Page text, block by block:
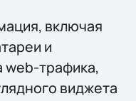
включая
и
web-трафика,
виджета